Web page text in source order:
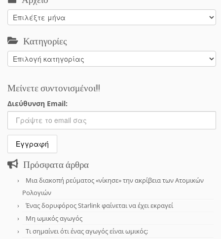
Αρχείο
Κατηγορίες
Κατηγορίες
Μείνετε συντονισμένοι!!!
Διεύθυνση Email:
Πρόσφατα άρθρα
Μια διακοπή ρεύματος «νίκησε» την ακρίβεια των Ατομικών
Ρολογιών
Ένας δορυφόρος Starlink φαίνεται να έχει εκραγεί
Μη ωμικός αγωγός
Τι σημαίνει ότι ένας αγωγός είναι ωμικός;